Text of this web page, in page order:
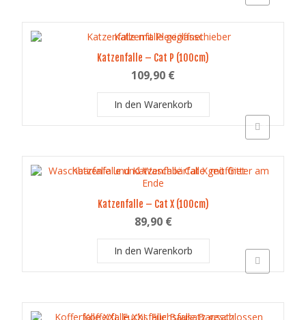
Katzenfalle – Cat P (100cm)
109,90 €
In den Warenkorb
Katzenfalle – Cat X (100cm)
89,90 €
In den Warenkorb